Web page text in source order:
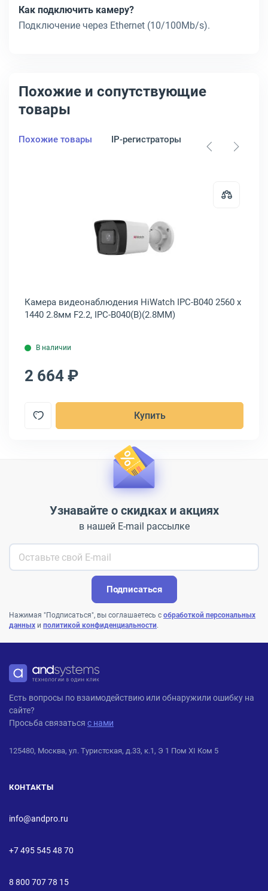
Как подключить камеру?
Подключение через Ethernet (10/100Mb/s).
Похожие и сопутствующие
товары
Похожие товары IP-регистраторы
2.8мм, DS-I202(E)(2.8MM)TP-Link Tapo C110 2304 x 1296 3.3мм, Tapo C110
Открыть товар: Камера
Камера видеонаблюдения HiWatch IPC-B040 2560 x
1440 2.8мм F2.2, IPC-B040(B)(2.8MM)
В наличии
2 664 ₽
Купить
Узнавайте о скидках и акциях
в нашей E-mail рассылке
Подписаться
Нажимая "Подписаться", вы соглашаетесь с обработкой персональных
данных и политикой конфиденциальности.
ANDPRO
Есть вопросы по взаимодействию или обнаружили ошибку на
сайте?
Просьба связаться с нами
125480, Москва, ул. Туристская, д.33, к.1, Э 1 Пом XI Ком 5
КОНТАКТЫ
info@andpro.ru
+7 495 545 48 70
8 800 707 78 15